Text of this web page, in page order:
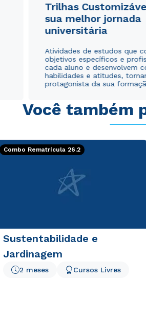
Trilhas
sua melhor jornada
universitária
Atividades de estudos que
objetivos específicos e
cada aluno e desenvolvem
habilidades e atitudes,
protagonista da sua
Você também
Combo Rematrícula 26.2
Sustentabilidade e
Jardinagem
2 meses Cursos Livres
Rápido e fácil
WhatsApp
Estou de acordo com a
autorizo que meus
envio de conteúdos da
Rápido e fácil
WhatsApp
Estou de acordo com a
autorizo que meus
envio de conteúdos da